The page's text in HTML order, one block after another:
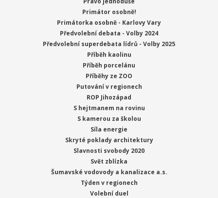
Primátor osobně!
Primátorka osobně - Karlovy Vary
Předvolební debata - Volby 2024
Předvolební superdebata lídrů - Volby 2025
Příběh kaolinu
Příběh porcelánu
Příběhy ze ZOO
Putování v regionech
ROP Jihozápad
S hejtmanem na rovinu
S kamerou za školou
Síla energie
Skryté poklady architektury
Slavnosti svobody 2020
Svět zblízka
Šumavské vodovody a kanalizace a.s.
Týden v regionech
Volební duel